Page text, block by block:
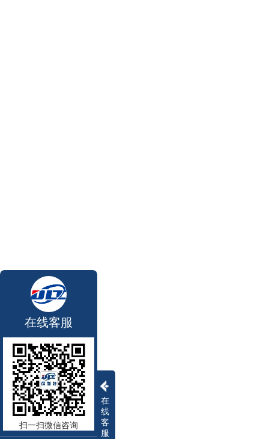
在
线
客
服
在线客服
扫一扫微信咨询